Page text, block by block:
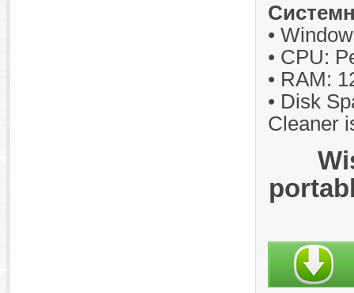
•
• CPU:
• RAM:
• Disk
Cleaner